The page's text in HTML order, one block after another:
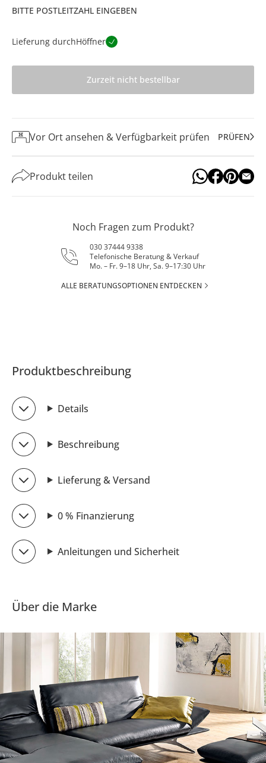
BITTE POSTLEITZAHL EINGEBEN
Lieferung durchHöffner
Zurzeit nicht bestellbar
Vor Ort ansehen & Verfügbarkeit prüfen PRÜFEN
Produkt teilen
Noch Fragen zum Produkt?
030 37444 9338
Telefonische Beratung & Verkauf
Mo. – Fr. 9–18 Uhr, Sa. 9–17:30 Uhr
ALLE BERATUNGSOPTIONEN ENTDECKEN
Produktbeschreibung
Details
Beschreibung
Lieferung & Versand
0 % Finanzierung
Anleitungen und Sicherheit
Über die Marke